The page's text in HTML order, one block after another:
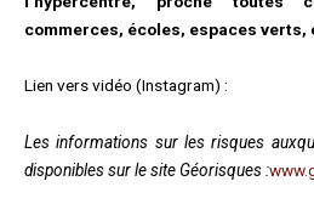
commerces, écoles, espaces
Lien vers vidéo (Instagram) :
Les informations sur les risques
disponibles sur le site Géorisques :